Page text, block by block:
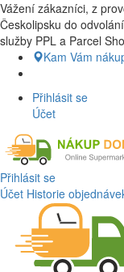
Nákup Potraviny
dovezeme až k
Vážení zákazníci, z
Českolipsku do
služby PPL a Parcel
Kam Vám
Přihlásit se
Účet
Přihlásit se
Účet Historie